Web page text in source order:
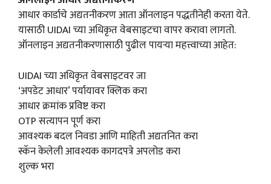
आधार कार्डाचे अद्यतनीकरण आता ऑनलाइन पद्धतीनेही करता येते.
यासाठी UIDAI च्या अधिकृत वेबसाइटचा वापर करावा लागतो.
ऑनलाइन अद्यतनीकरणासाठी पुढील पायऱ्या महत्त्वाच्या आहेत:
UIDAI च्या अधिकृत वेबसाइटवर जा
‘अपडेट आधार’ पर्यायावर क्लिक करा
आधार क्रमांक प्रविष्ट करा
OTP सत्यापन पूर्ण करा
आवश्यक बदल निवडा आणि माहिती अद्यतनित करा
स्कॅन केलेली आवश्यक कागदपत्रे अपलोड करा
शुल्क भरा